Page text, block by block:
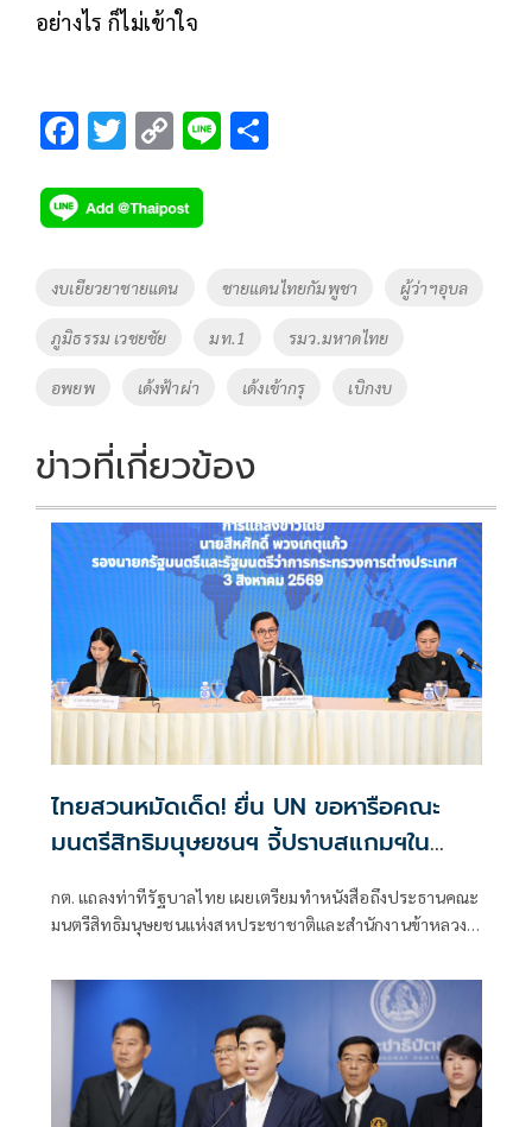
อย่างไร ก็ไม่เข้าใจ
F
e
b
o
k
T
tt
er
C
p
y
Li
Li
Tags
งบเยียวยาชายแดน ชายแดนไทยกัมพูชา ผู้ว่าฯอุบล
ภูมิธรรม เวชยชัย มท.1 รมว.มหาดไทย
อพยพ เด้งฟ้าผ่า เด้งเข้ากรุ เบิกงบ
ข่าวที่เกี่ยวข้อง
ไทยสวนหมัดเด็ด! ยื่น UN ขอหารือคณะ
มนตรีสิทธิมนุษยชนฯ จี้ปราบสแกมฯใน
กัมพูชา โต้ยิบรายงาน 'ทอม แอนดรูว์ส'
กต. แถลงท่าทีรัฐบาลไทย เผยเตรียมทำหนังสือถึงประธานคณะ
มนตรีสิทธิมนุษยชนแห่งสหประชาชาติและสำนักงานข้าหลวง
รายงานพิเศษพาดพิงประเทศไทย มีหลายประเด็นที่ไม่เห็นด้วย